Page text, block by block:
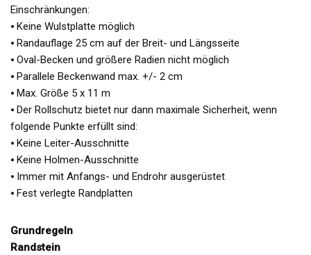
Einschränkungen:
⦁ Keine Wulstplatte möglich
⦁ Randauflage 25 cm auf der Breit- und Längsseite
⦁ Oval-Becken und größere Radien nicht möglich
⦁ Parallele Beckenwand max. +/- 2 cm
⦁ Max. Größe 5 x 11 m
⦁ Der Rollschutz bietet nur dann maximale Sicherheit, wenn
folgende Punkte erfüllt sind:
⦁ Keine Leiter-Ausschnitte
⦁ Keine Holmen-Ausschnitte
⦁ Immer mit Anfangs- und Endrohr ausgerüstet
⦁ Fest verlegte Randplatten
Grundregeln
Randstein